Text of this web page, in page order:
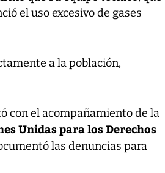
el uso excesivo de gases
a la población,
con el acompañamiento de la
Unidas para los Derechos
las denuncias para